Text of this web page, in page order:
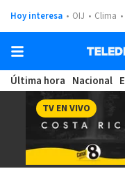
Hoy interesa OIJ Clima
Última hora Nacional
TV EN VIVO